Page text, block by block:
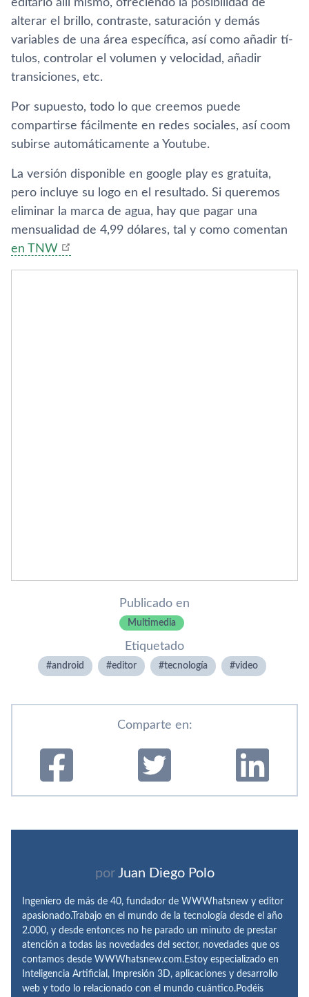
editarlo allí­ mismo, ofreciendo la posibilidad de
alterar el brillo, contraste, saturación y demás
variables de una área especí­fica, así­ como añadir tí­
tulos, controlar el volumen y velocidad, añadir
transiciones, etc.
Por supuesto, todo lo que creemos puede
compartirse fácilmente en redes sociales, así­ coom
subirse automáticamente a Youtube.
La versión disponible en google play es gratuita,
pero incluye su logo en el resultado. Si queremos
eliminar la marca de agua, hay que pagar una
mensualidad de 4,99 dólares, tal y como comentan
en TNW
Publicado en
Multimedia
Etiquetado
android editor tecnologí­a video
Comparte en:
por Juan Diego Polo
Ingeniero de más de 40, fundador de WWWhatsnew y editor
apasionado.Trabajo en el mundo de la tecnología desde el año
2.000, y desde entonces no he parado un minuto de prestar
atención a todas las novedades del sector, novedades que os
contamos desde WWWhatsnew.com.Estoy especializado en
Inteligencia Artificial, Impresión 3D, aplicaciones y desarrollo
web y todo lo relacionado con el mundo cuántico.Podéis